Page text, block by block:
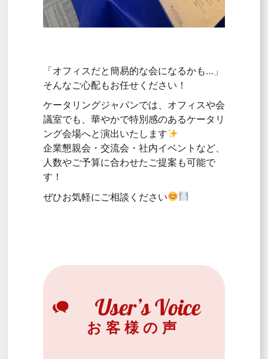
「オフィスだと簡易的な会になるかも…」
そんなご心配もお任せください！
ケータリングジャパンでは、オフィスや会
議室でも、華やかで特別感のあるケータリ
ング会場へと演出いたします
企業懇親会・交流会・社内イベントなど、
人数やご予算に合わせたご提案も可能で
す！
ぜひお気軽にご相談ください
お客様の声